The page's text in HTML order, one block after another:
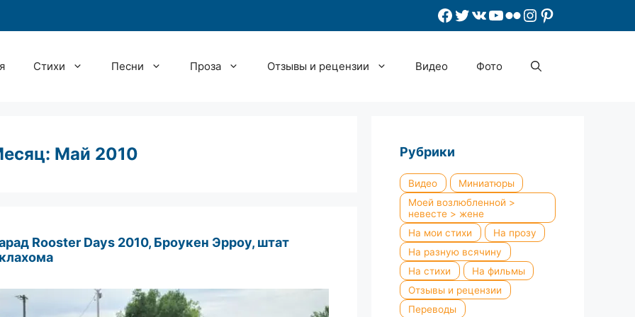
Facebook
Twitter
ВКонтакте
YouTube
Flickr
Instagram
Pinterest
Стихи Песни Проза Отзывы и рецензии Видео Фото
Май 2010
Rooster Days 2010, Броукен Эрроу, штат
Рубрики
Видео
Миниатюры
Моей возлюбленной >
невесте > жене
На мои стихи
На прозу
На разную всячину
На стихи
На фильмы
Отзывы и рецензии
Переводы